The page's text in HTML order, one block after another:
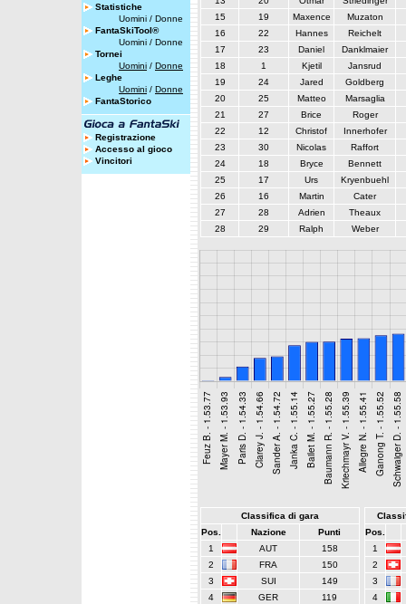
Statistiche
Uomini / Donne
FantaSkiTool®
Uomini / Donne
Tornei
Uomini / Donne
Leghe
Uomini / Donne
FantaStorico
Registrazione
Accesso al gioco
Vincitori
15
19 Maxence
Muzaton
16
22 Hannes
Reichelt
17
23 Daniel
Danklmaier
18
1 Kjetil
Jansrud
19
24 Jared
Goldberg
20
25 Matteo
Marsaglia
21
27 Brice
Roger
22
12 Christof
Innerhofer
23
30 Nicolas
Raffort
24
18 Bryce
Bennett
25
17 Urs
Kryenbuehl
26
16 Martin
Cater
27
28 Adrien
Theaux
28
29 Ralph Weber
Classifica di gara
Pos.
Nazione
Punti
1
AUT
158
2
FRA
150
3
SUI
149
4
GER
119
Pos.
1
2
3
4